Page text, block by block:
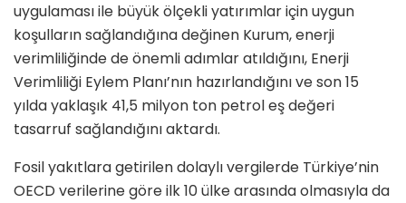
uygulaması ile büyük ölçekli yatırımlar için uygun
koşulların sağlandığına değinen Kurum, enerji
verimliliğinde de önemli adımlar atıldığını, Enerji
Verimliliği Eylem Planı’nın hazırlandığını ve son 15
yılda yaklaşık 41,5 milyon ton petrol eş değeri
tasarruf sağlandığını aktardı.
Fosil yakıtlara getirilen dolaylı vergilerde Türkiye’nin
OECD verilerine göre ilk 10 ülke arasında olmasıyla da